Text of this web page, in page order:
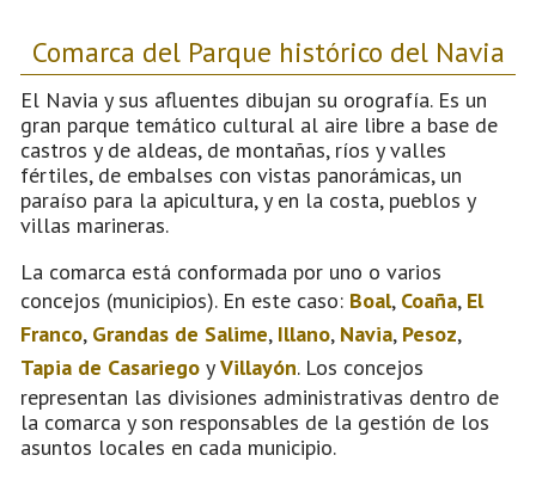
Comarca del Parque histórico del Navia
El Navia y sus afluentes dibujan su orografía. Es un
gran parque temático cultural al aire libre a base de
castros y de aldeas, de montañas, ríos y valles
fértiles, de embalses con vistas panorámicas, un
paraíso para la apicultura, y en la costa, pueblos y
villas marineras.
La comarca está conformada por uno o varios
concejos (municipios). En este caso: Boal, Coaña, El
Franco, Grandas de Salime, Illano, Navia, Pesoz,
Tapia de Casariego yVillayón. Los concejos
representan las divisiones administrativas dentro de
la comarca y son responsables de la gestión de los
asuntos locales en cada municipio.